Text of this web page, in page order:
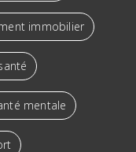
immobilier
mentale